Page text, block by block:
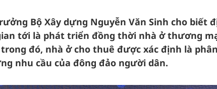
Bộ Xây dựng Nguyễn Văn Sinh cho biết
tới là phát triển đồng thời nhà ở thương
đó, nhà ở cho thuê được xác định là
nhu cầu của đông đảo người dân.